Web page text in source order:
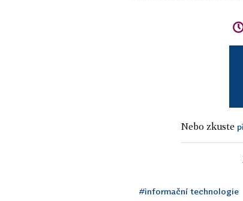
Nebo zkuste
#informační technologie